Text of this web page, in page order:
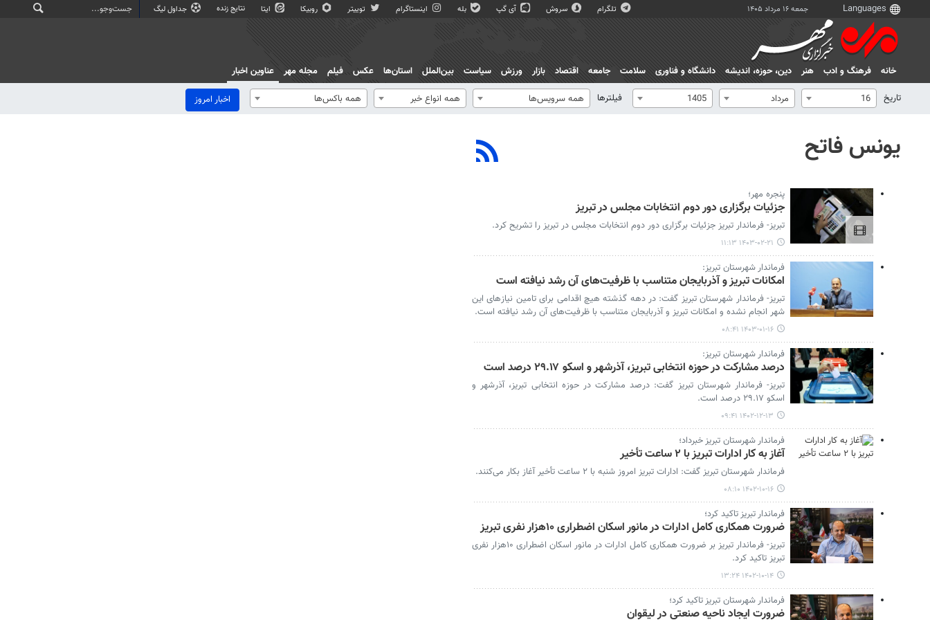
جمعه ۱۶ مرداد ۱۴۰۵ تلگرام سروش آی گپ بله اینستاگرام توییتر روبیکا ایتا نتایج زنده جداول لیگ
خانه فرهنگ و ادب هنر دين، حوزه، انديشه دانشگاه و فناوری سلامت جامعه اقتصاد بازار ورزش سیاست بین‌الملل استان‌ها عکس فیلم مجله مهر
عناوین اخبار
تاریخ
16 مرداد 1405 فیلترها همه سرویس‌ها همه انواع خبر همه باکس‌ها اخبار امروز
یونس فاتح
پنجره مهر؛
جزئیات برگزاری دور دوم انتخابات مجلس در تبریز
تبریز- فرماندار تبریز جزئیات برگزاری دور دوم انتخابات مجلس در تبریز را تشریح کرد.
۱۴۰۳-۰۲-۲۱ ۱۱:۱۳
فرماندار شهرستان تبریز:
امکانات تبریز و آذربایجان متناسب با ظرفیت‌های آن رشد نیافته است
تبریز- فرماندار شهرستان تبریز گفت: در دهه گذشته هیچ اقدامی برای تامین نیازهای این
شهر انجام نشده و امکانات تبریز و آذربایجان متناسب با ظرفیت‌های آن رشد نیافته است.
۱۴۰۳-۰۱-۱۶ ۰۸:۴۱
فرماندار شهرستان تبریز:
درصد مشارکت در حوزه انتخابی تبریز، آذرشهر و اسکو ۲۹.۱۷ درصد است
تبریز- فرماندار شهرستان تبریز گفت: درصد مشارکت در حوزه انتخابی تبریز، آذرشهر و
اسکو ۲۹.۱۷ درصد است.
۱۴۰۲-۱۲-۱۳ ۰۹:۴۱
فرماندار شهرستان تبریز خبرداد؛
آغاز به کار ادارات تبریز با ۲ ساعت تأخیر
فرماندار شهرستان تبریز گفت: ادارات تبریز امروز شنبه با ۲ ساعت تأخیر آغاز بکار می‌کنند.
۱۴۰۲-۱۰-۱۶ ۰۸:۱۰
فرماندار تبریز تاکید کرد؛
ضرورت همکاری کامل ادارات در مانور اسکان اضطراری ۱۰هزار نفری تبریز
تبریز- فرماندار تبریز بر ضرورت همکاری کامل ادارات در مانور اسکان اضطراری ۱۰هزار نفری
تبریز تاکید کرد.
۱۴۰۲-۱۰-۱۴ ۱۳:۲۴
فرماندار شهرستان تبریز تاکید کرد؛
ضرورت ایجاد ناحیه صنعتی در لیقوان